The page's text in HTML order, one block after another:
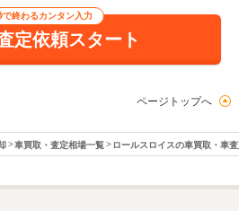
で終わるカンタン入力
定依頼スタート
ページトップへ
車買取・査定相場一覧 ロールスロイスの車買取・車